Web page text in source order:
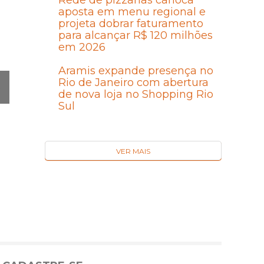
aposta em menu regional e
projeta dobrar faturamento
para alcançar R$ 120 milhões
em 2026
Aramis expande presença no
Rio de Janeiro com abertura
de nova loja no Shopping Rio
Sul
VER MAIS